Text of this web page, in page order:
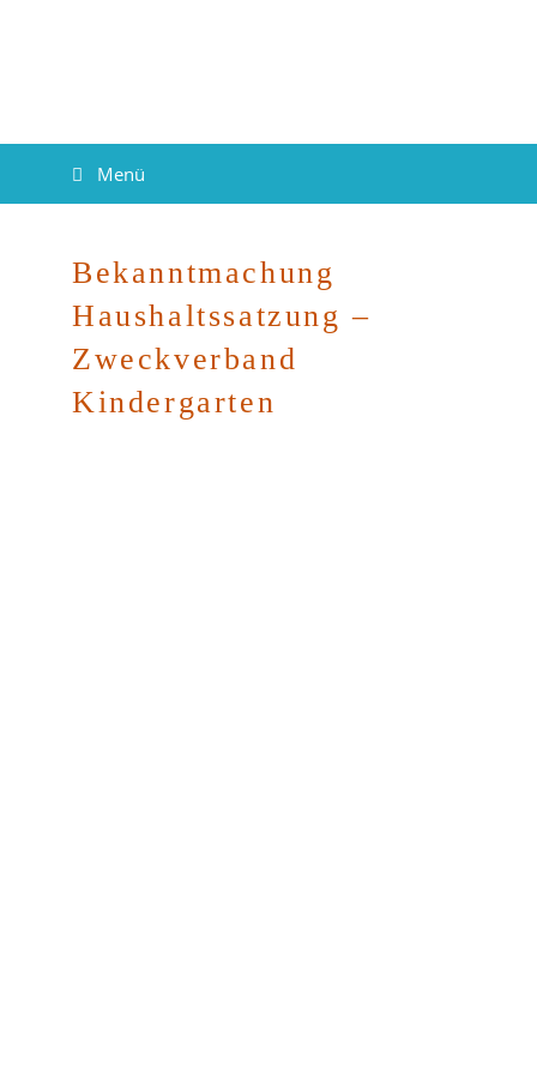
Menü
Bekanntmachung
Haushaltssatzung –
Zweckverband
Kindergarten